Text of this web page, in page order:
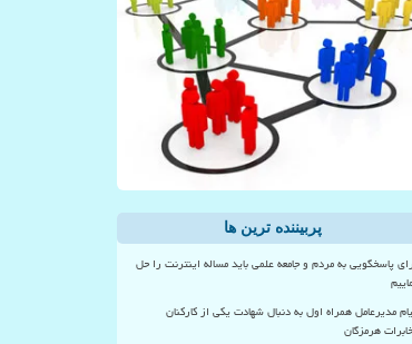
پربیننده ترین ها
پاسخگویی به مردم و جامعه علمی باید مساله اینترنت را حل
مدیرعامل همراه اول به دنبال شهادت یکی از کارکنان
هرمزگان